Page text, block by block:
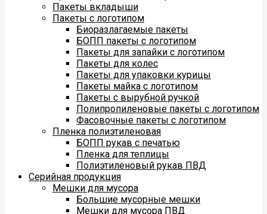
Пакеты вкладыши
Пакеты с логотипом
Биоразлагаемые пакеты
БОПП пакеты с логотипом
Пакеты для запайки с логотипом
Пакеты для колес
Пакеты для упаковки курицы
Пакеты майка с логотипом
Пакеты с вырубной ручкой
Полипропиленовые пакеты с логотипом
Фасовочные пакеты с логотипом
Пленка полиэтиленовая
БОПП рукав с печатью
Пленка для теплицы
Полиэтиленовый рукав ПВД
Серийная продукция
Мешки для мусора
Большие мусорные мешки
Мешки для мусора ПВД